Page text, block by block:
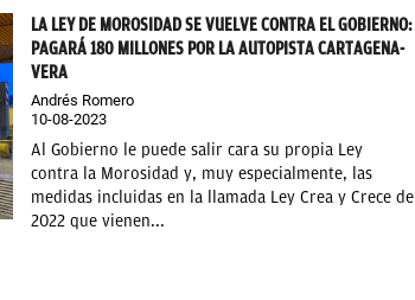
LA LEY DE MOROSIDAD SE VUELVE CONTRA EL GOBIERNO:
PAGARÁ 180 MILLONES POR LA AUTOPISTA CARTAGENA-
VERA
Andrés Romero
10-08-2023
Al Gobierno le puede salir cara su propia Ley
contra la Morosidad y, muy especialmente, las
medidas incluidas en la llamada Ley Crea y Crece de
2022 que vienen...